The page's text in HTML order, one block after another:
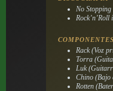
No
COMPONENTES
Rack (Voz
Torra
Luk
Chino (Bajo
Rotten